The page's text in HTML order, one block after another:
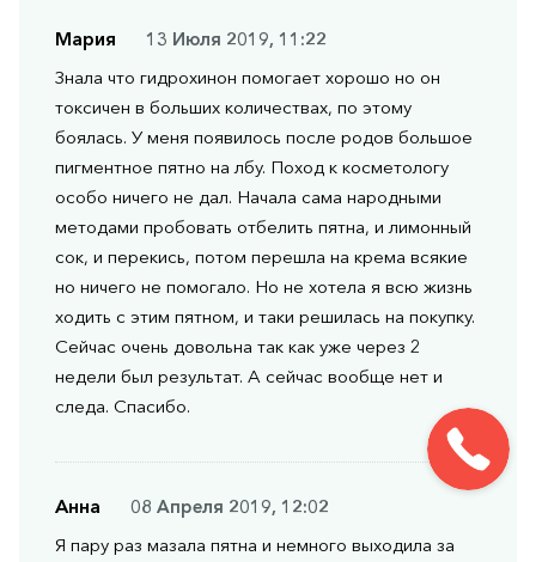
Мария
13 Июля 2019, 11:22
Знала что гидрохинон помогает хорошо но он
токсичен в больших количествах, по этому
боялась. У меня появилось после родов большое
пигментное пятно на лбу. Поход к косметологу
особо ничего не дал. Начала сама народными
методами пробовать отбелить пятна, и лимонный
сок, и перекись, потом перешла на крема всякие
но ничего не помогало. Но не хотела я всю жизнь
ходить с этим пятном, и таки решилась на покупку.
Сейчас очень довольна так как уже через 2
недели был результат. А сейчас вообще нет и
следа. Спасибо.
Анна
08 Апреля 2019, 12:02
Я пару раз мазала пятна и немного выходила за